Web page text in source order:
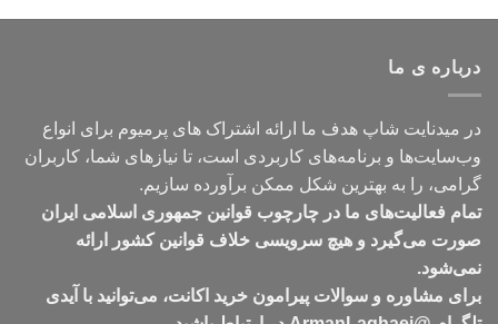
تومان399,000
درباره ی ما
در میدنایت شاپ هدف ما ارائه اشتراک های پرمیوم برای انواع
وب‌سایت‌ها و برنامه‌های کاربردی است، تا نیازهای شما، کاربران
گرامی، را به بهترین شکل ممکن برآورده سازیم.
تمام فعالیت‌های ما در چارچوب قوانین جمهوری اسلامی ایران
صورت می‌گیرد و هیچ سرویسی خلاف قوانین کشور ارائه
نمی‌شود.
برای مشاوره و سوالات پیرامون خرید اکانت، می‌توانید با آیدی